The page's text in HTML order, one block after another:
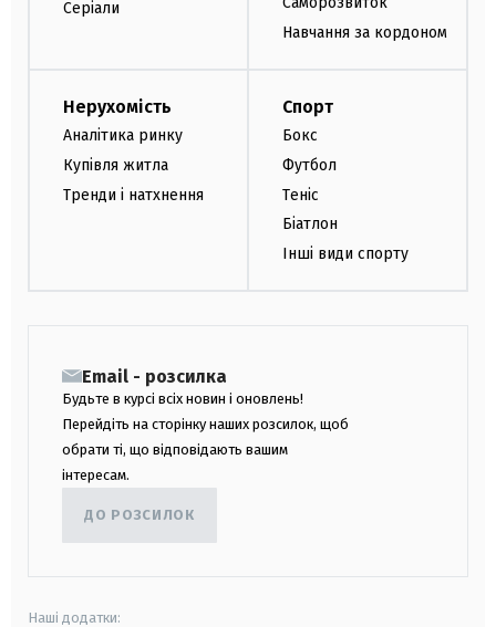
Серіали
Навчання за кордоном
Нерухомість
Аналітика ринку
Купівля житла
Тренди і натхнення
Спорт
Бокс
Футбол
Теніс
Біатлон
Інші види спорту
Email - розсилка
Будьте в курсі всіх новин і оновлень!
Перейдіть на сторінку наших розсилок, щоб
обрати ті, що відповідають вашим
інтересам.
ДО РОЗСИЛОК
Наші додатки: